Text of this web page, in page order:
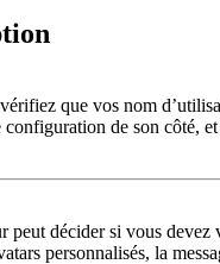
que vos nom
de son côté,
peut décider si vous
personnalisés, la